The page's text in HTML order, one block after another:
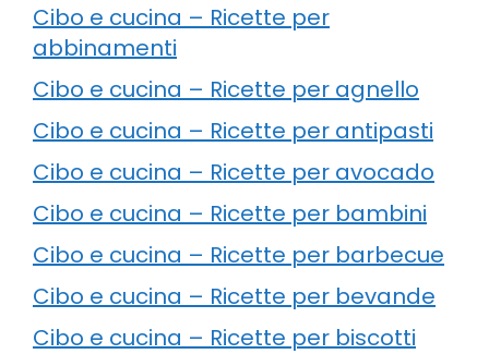
Cibo e cucina – Ricette per
abbinamenti
Cibo e cucina – Ricette per agnello
Cibo e cucina – Ricette per antipasti
Cibo e cucina – Ricette per avocado
Cibo e cucina – Ricette per bambini
Cibo e cucina – Ricette per barbecue
Cibo e cucina – Ricette per bevande
Cibo e cucina – Ricette per biscotti